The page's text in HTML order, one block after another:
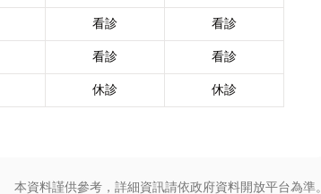
看診
看診
看診
看診
休診 休診
本資料謹供參考，詳細資訊請依政府資料開放平台為準。